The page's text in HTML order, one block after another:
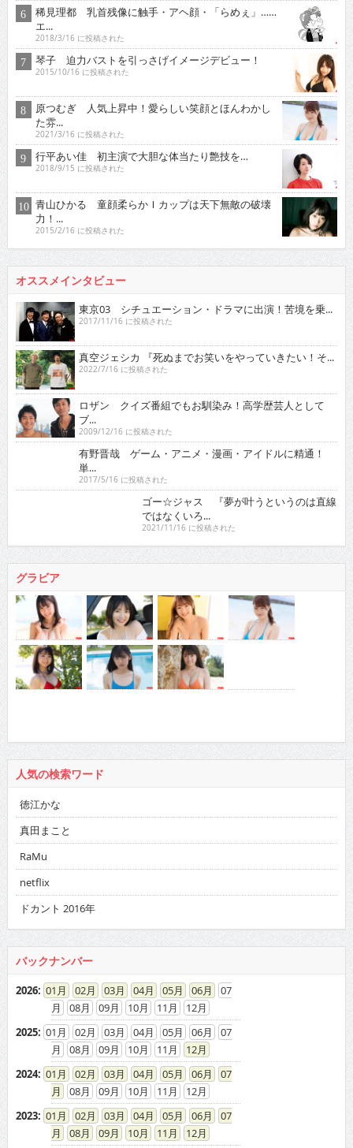
稀見理都 乳首残像に触手・アヘ顔・「らめぇ」……
エ...
2018/3/16 に投稿された
琴子 迫力バストを引っさげイメージデビュー！
2015/10/16 に投稿された
原つむぎ 人気上昇中！愛らしい笑顔とほんわかし
た雰...
2021/3/16 に投稿された
行平あい佳 初主演で大胆な体当たり艶技を…
2018/9/15 に投稿された
青山ひかる 童顔柔らかＩカップは天下無敵の破壊
力！...
2015/2/16 に投稿された
オススメインタビュー
東京03 シチュエーション・ドラマに出演！苦境を乗...
2017/11/16 に投稿された
真空ジェシカ 『死ぬまでお笑いをやっていきたい！そ...
2022/7/16 に投稿された
ロザン クイズ番組でもお馴染み！高学歴芸人として
ブ...
2009/12/16 に投稿された
有野晋哉 ゲーム・アニメ・漫画・アイドルに精通！
単...
2017/5/16 に投稿された
ゴー☆ジャス 『夢が叶うというのは直線ではなくい
2021/11/16 に投稿された
グラビア
人気の検索ワード
徳江かな
真田まこと
RaMu
netflix
ドカント 2016年
バックナンバー
2026: 01 02 03 04 05 06
07
08
09 10 11
12
2025: 01 02 03 04 05 06
07
08
09 10 11
12
2024: 01 02 03 04 05 06
07
08
09 10 11
12
2023: 01 02 03 04 05 06
07
08
09 10 11
12